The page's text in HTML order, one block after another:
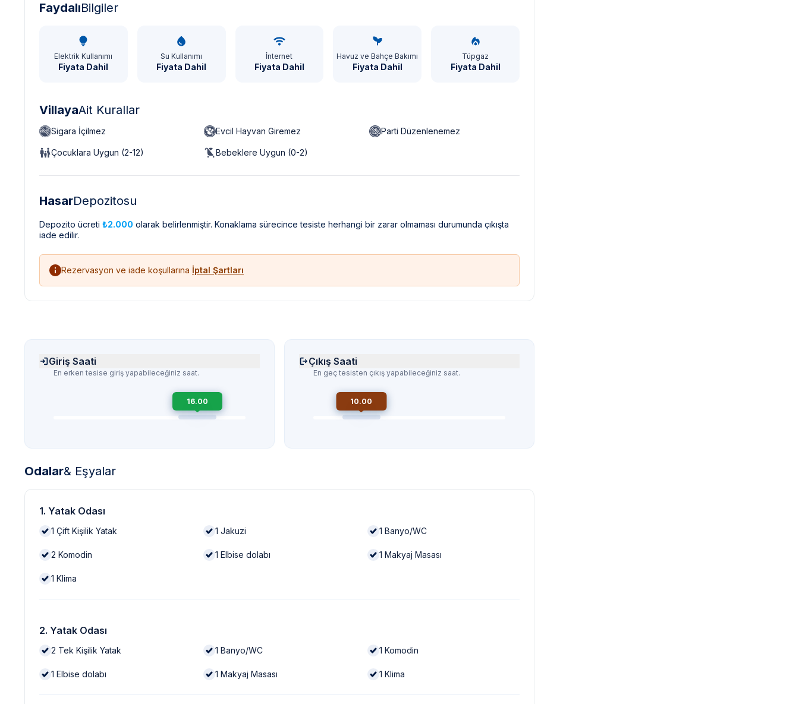
FaydalıBilgiler
Elektrik Kullanımı
Fiyata Dahil
Su Kullanımı
Fiyata Dahil
İnternet
Fiyata Dahil
Havuz ve Bahçe Bakımı
Fiyata Dahil
Tüpgaz
Fiyata Dahil
VillayaAit Kurallar
Sigara İçilmez Evcil Hayvan Giremez Parti Düzenlenemez
Çocuklara Uygun (2-12) Bebeklere Uygun (0-2)
HasarDepozitosu
Depozito ücreti ₺2.000 olarak belirlenmiştir. Konaklama sürecince tesiste herhangi bir zarar olmaması durumunda çıkışta
iade edilir.
Rezervasyon ve iade koşullarına İptal Şartları
Giriş Saati
En erken tesise giriş yapabileceğiniz saat.
16.00
Çıkış Saati
En geç tesisten çıkış yapabileceğiniz saat.
10.00
Odalar& Eşyalar
1. Yatak Odası
1 Çift Kişilik Yatak 1 Jakuzi 1 Banyo/WC
2 Komodin 1 Elbise dolabı 1 Makyaj Masası
1 Klima
2. Yatak Odası
2 Tek Kişilik Yatak 1 Banyo/WC 1 Komodin
1 Elbise dolabı 1 Makyaj Masası 1 Klima